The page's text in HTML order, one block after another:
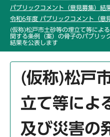
す
パブリックコメント（意見募集）結
令和6年度 パブリックコメント（意
(仮称)松戸市土砂等の埋立て等によ
関する条例（案）の骨子のパブリッ
結果を公表します
(仮称)松戸
立て等によ
及び災害の